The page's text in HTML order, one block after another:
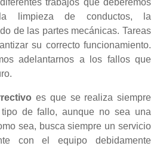
trabajos que deberemos
limpieza de conductos, la
de las partes mecánicas. Tareas
su correcto funcionamiento.
adelantarnos a los fallos que
es que se realiza siempre
de fallo, aunque no sea una
sea, busca siempre un servicio
con el equipo debidamente